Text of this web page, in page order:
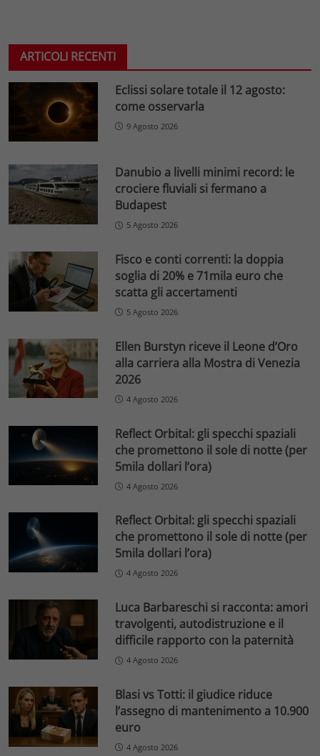
ARTICOLI RECENTI
Eclissi solare totale il 12 agosto:
come osservarla
9 Agosto 2026
Danubio a livelli minimi record: le
crociere fluviali si fermano a
Budapest
5 Agosto 2026
Fisco e conti correnti: la doppia
soglia di 20% e 71mila euro che
scatta gli accertamenti
5 Agosto 2026
Ellen Burstyn riceve il Leone d’Oro
alla carriera alla Mostra di Venezia
2026
4 Agosto 2026
Reflect Orbital: gli specchi spaziali
che promettono il sole di notte (per
5mila dollari l’ora)
4 Agosto 2026
Reflect Orbital: gli specchi spaziali
che promettono il sole di notte (per
5mila dollari l’ora)
4 Agosto 2026
Luca Barbareschi si racconta: amori
travolgenti, autodistruzione e il
difficile rapporto con la paternità
4 Agosto 2026
Blasi vs Totti: il giudice riduce
l’assegno di mantenimento a 10.900
euro
4 Agosto 2026